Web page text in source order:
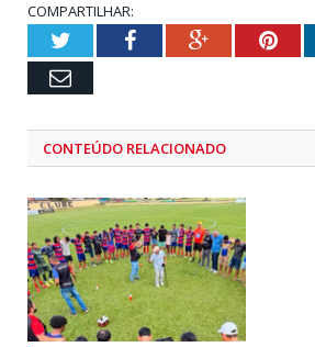
COMPARTILHAR:
TwitterFacebookGoogle+
Email
CONTEÚDO RELACIONADO